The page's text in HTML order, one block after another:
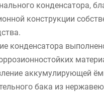
конденсатора,
конструкции
конденсатора
аккумулирующей
бака из